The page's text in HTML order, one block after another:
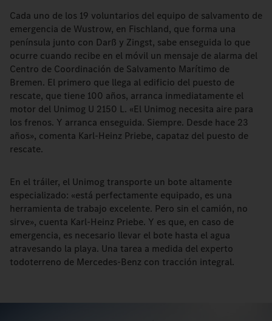
Cada uno de los 19 voluntarios del equipo de salvamento de
emergencia de Wustrow, en Fischland, que forma una
península junto con Darß y Zingst, sabe enseguida lo que
ocurre cuando recibe en el móvil un mensaje de alarma del
Centro de Coordinación de Salvamento Marítimo de
Bremen. El primero que llega al edificio del puesto de
rescate, que tiene 100 años, arranca inmediatamente el
motor del Unimog U 2150 L. «El Unimog necesita aire para
los frenos. Y arranca enseguida. Siempre. Desde hace 23
años», comenta Karl-Heinz Priebe, capataz del puesto de
rescate.
En el tráiler, el Unimog transporte un bote altamente
especializado: «está perfectamente equipado, es una
herramienta de trabajo excelente. Pero sin el camión, no
sirve», cuenta Karl-Heinz Priebe. Y es que, en caso de
emergencia, es necesario llevar el bote hasta el agua
atravesando la playa. Una tarea a medida del experto
todoterreno de Mercedes-Benz con tracción integral.